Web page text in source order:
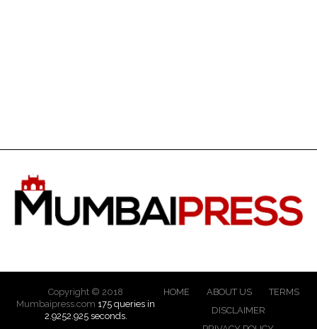
Copyright © 2018
Mumbaipress.com 175 queries in
2.9252.925 seconds.
HOME ABOUT US
TERMS
DISCLAIMER